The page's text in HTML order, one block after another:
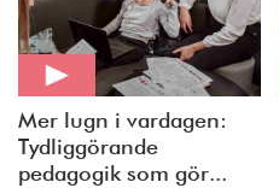
Mer lugn i vardagen:
Tydliggörande
pedagogik som gör...